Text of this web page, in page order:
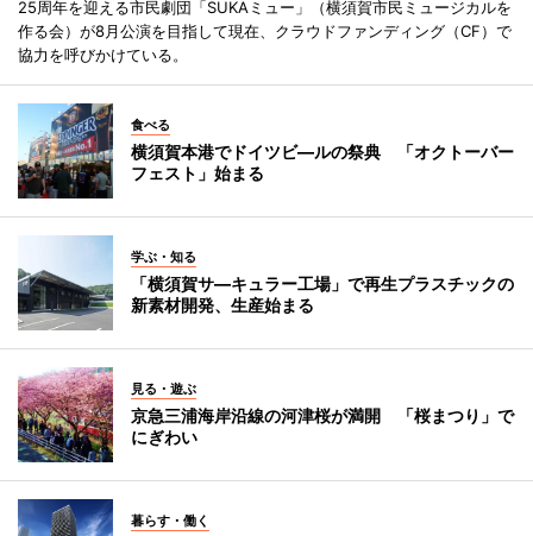
25周年を迎える市民劇団「SUKAミュー」（横須賀市民ミュージカルを
作る会）が8月公演を目指して現在、クラウドファンディング（CF）で
協力を呼びかけている。
食べる
横須賀本港でドイツビ―ルの祭典 「オクトーバー
フェスト」始まる
学ぶ・知る
「横須賀サ―キュラー工場」で再生プラスチックの
新素材開発、生産始まる
見る・遊ぶ
京急三浦海岸沿線の河津桜が満開 「桜まつり」で
にぎわい
暮らす・働く